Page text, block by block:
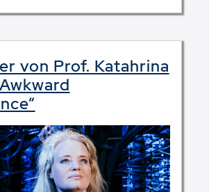
von Prof. Katahrina